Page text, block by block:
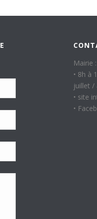
Mairie
• 8h à
juillet /
• site
•